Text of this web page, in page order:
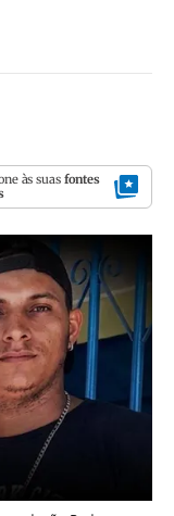
às suas fontes